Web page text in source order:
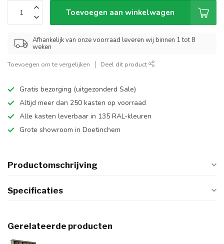
Toevoegen aan winkelwagen
Afhankelijk van onze voorraad leveren wij binnen 1 tot 8
weken
Toevoegen om te vergelijken Deel dit product
Gratis bezorging (uitgezonderd Sale)
Altijd meer dan 250 kasten op voorraad
Alle kasten leverbaar in 135 RAL-kleuren
Grote showroom in Doetinchem
Productomschrijving
Specificaties
Gerelateerde producten